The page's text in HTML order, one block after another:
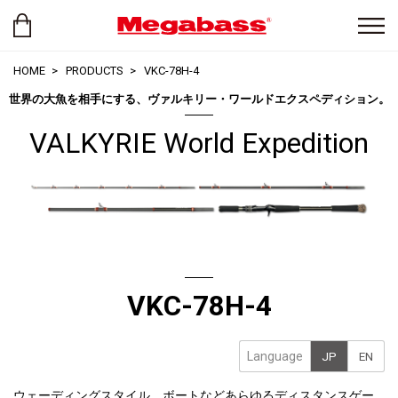
HOME PRODUCTS VKC-78H-4
世界の大魚を相手にする、ヴァルキリー・ワールドエクスペディション。
VALKYRIE World Expedition
VKC-78H-4
Language JP EN